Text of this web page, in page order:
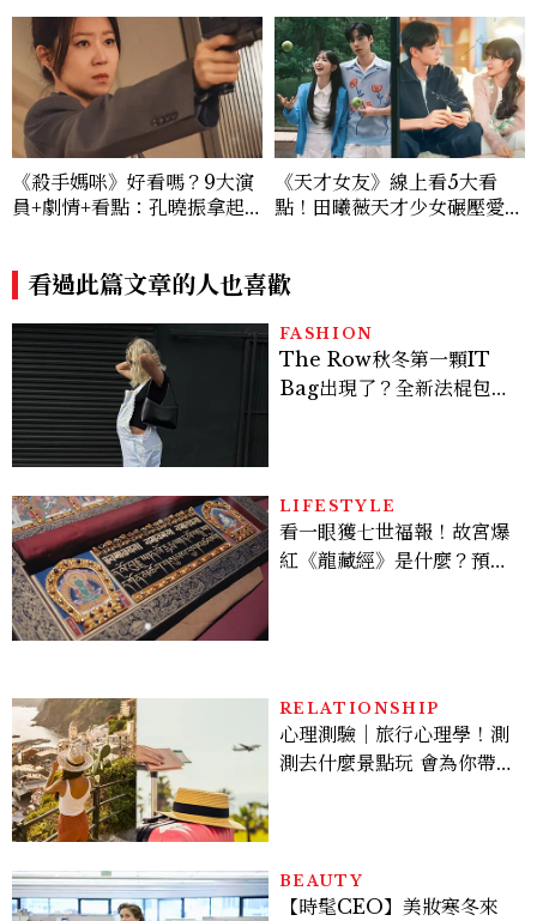
《殺手媽咪》好看嗎？9大演
員+劇情+看點：孔曉振拿起
《天才女友》線上看5大看
點！田曦薇天才少女碾壓愛因
看過此篇文章的人也喜歡
FASHION
The Row秋冬第一顆IT
Bag出現了？全新法棍包
LIFESTYLE
看一眼獲七世福報！故宮爆
紅《龍藏經》是什麼？預約
RELATIONSHIP
心理測驗｜旅行心理學！測
測去什麼景點玩 會為你帶來
BEAUTY
【時髦CEO】美妝寒冬來